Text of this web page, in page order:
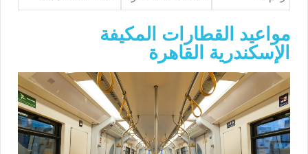
مواعيد القطارات المكيفة
الإسكندرية القاهرة